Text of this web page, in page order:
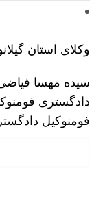
وکلای استان گیلان
سیده مهسا فیاضی
دادگستری فومن
فومنوکیل